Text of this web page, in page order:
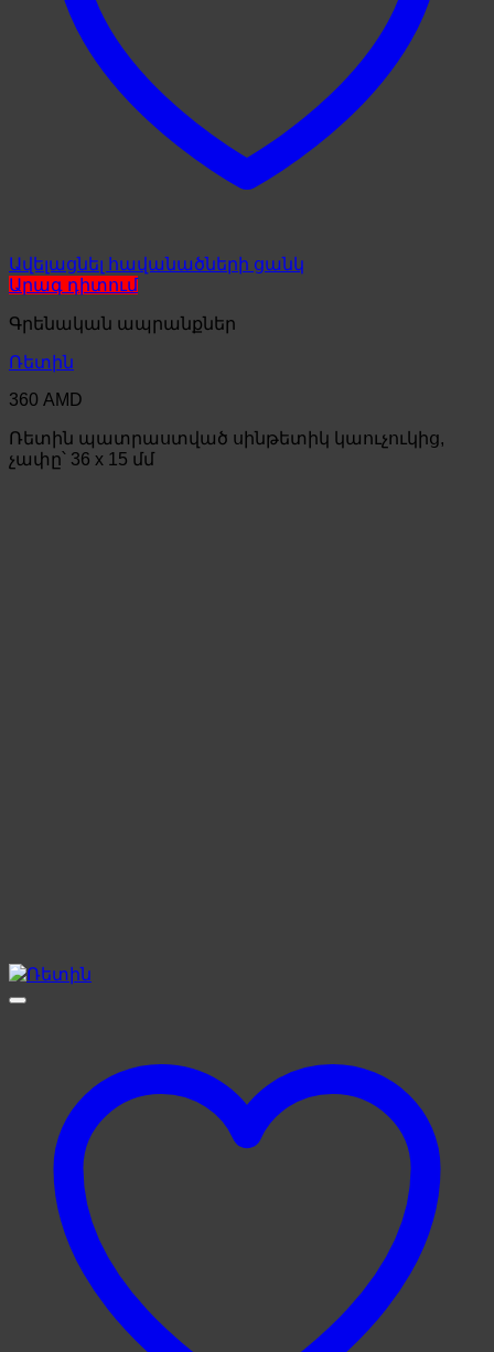
Ավելացնել հավանածների ցանկ
Արագ դիտում
Գրենական ապրանքներ
Ռետին
360 AMD
Ռետին պատրաստված սինթետիկ կաուչուկից,
չափը՝ 36 x 15 մմ